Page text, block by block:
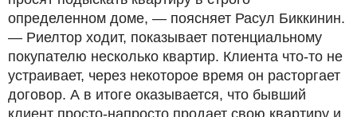
определенном доме, — поясняет Расул Биккинин.
— Риелтор ходит, показывает потенциальному
покупателю несколько квартир. Клиента что-то не
устраивает, через некоторое время он расторгает
договор. А в итоге оказывается, что бывший
клиент просто-напросто продает свою квартиру и